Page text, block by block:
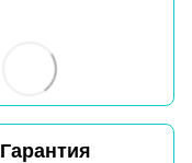
Гарантия